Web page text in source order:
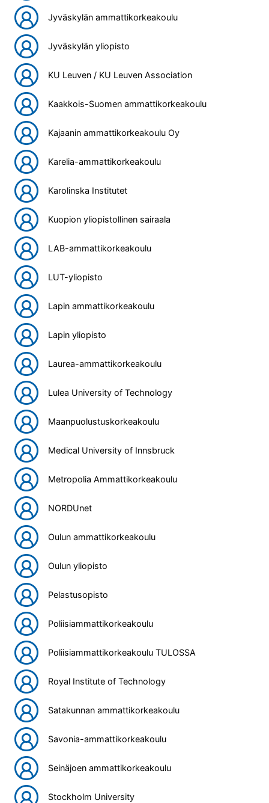
Jyväskylän ammattikorkeakoulu
Jyväskylän yliopisto
KU Leuven / KU Leuven Association
Kaakkois-Suomen ammattikorkeakoulu
Kajaanin ammattikorkeakoulu Oy
Karelia-ammattikorkeakoulu
Karolinska Institutet
Kuopion yliopistollinen sairaala
LAB-ammattikorkeakoulu
LUT-yliopisto
Lapin ammattikorkeakoulu
Lapin yliopisto
Laurea-ammattikorkeakoulu
Lulea University of Technology
Maanpuolustuskorkeakoulu
Medical University of Innsbruck
Metropolia Ammattikorkeakoulu
NORDUnet
Oulun ammattikorkeakoulu
Oulun yliopisto
Pelastusopisto
Poliisiammattikorkeakoulu
Poliisiammattikorkeakoulu TULOSSA
Royal Institute of Technology
Satakunnan ammattikorkeakoulu
Savonia-ammattikorkeakoulu
Seinäjoen ammattikorkeakoulu
Stockholm University